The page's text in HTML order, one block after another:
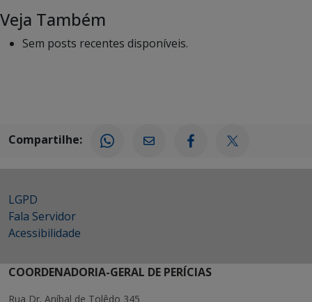
Veja Também
Sem posts recentes disponíveis.
Compartilhe:
LGPD
Fala Servidor
Acessibilidade
COORDENADORIA-GERAL DE PERÍCIAS
Rua Dr. Aníbal de Tolêdo 345